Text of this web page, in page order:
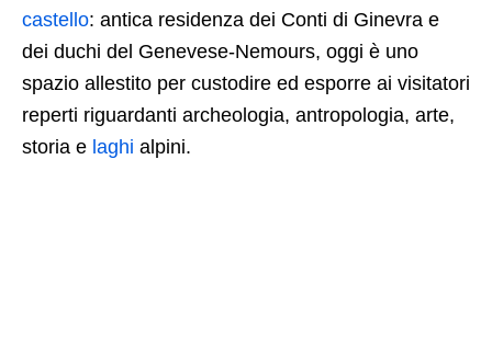
castello: antica residenza dei Conti di Ginevra e
dei duchi del Genevese-Nemours, oggi è uno
spazio allestito per custodire ed esporre ai visitatori
reperti riguardanti archeologia, antropologia, arte,
storia e laghi alpini.